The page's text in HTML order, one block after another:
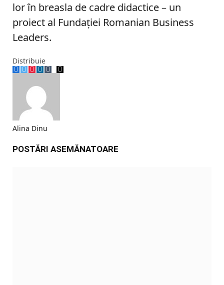
lor în breasla de cadre didactice – un
proiect al Fundaţiei Romanian Business
Leaders.
Distribuie
Facebook
Twitter
Pinterest
LinkedIn
Tumblr
Telegram
Email
Alina Dinu
POSTĂRI ASEMĂNATOARE